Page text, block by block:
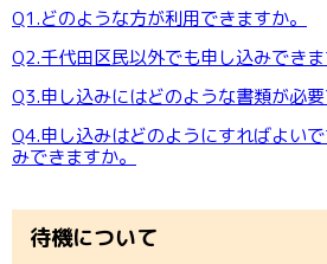
Q1.どのような方が利用できますか。
Q2.千代田区民以外でも申し込みできま
Q3.申し込みにはどのような書類が必要
Q4.申し込みはどのようにすればよい
みできますか。
待機について